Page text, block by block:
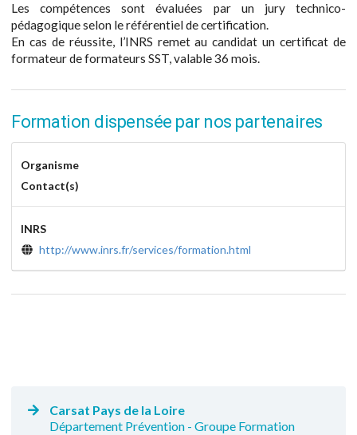
Les compétences sont évaluées par un jury technico-
pédagogique selon le référentiel de certification.
En cas de réussite, l’INRS remet au candidat un certificat de
formateur de formateurs SST, valable 36 mois.
Formation dispensée par nos partenaires
Organisme
Contact(s)
INRS
http://www.inrs.fr/services/formation.html
Carsat Pays de la Loire
Département Prévention - Groupe Formation